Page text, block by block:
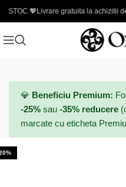
Livrare gratuita la achizitii de minim
💎 Beneficiu Premium:
-25% sau -35% reducere
marcate cu eticheta